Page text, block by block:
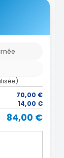
70,00 €
14,00 €
84,00 €